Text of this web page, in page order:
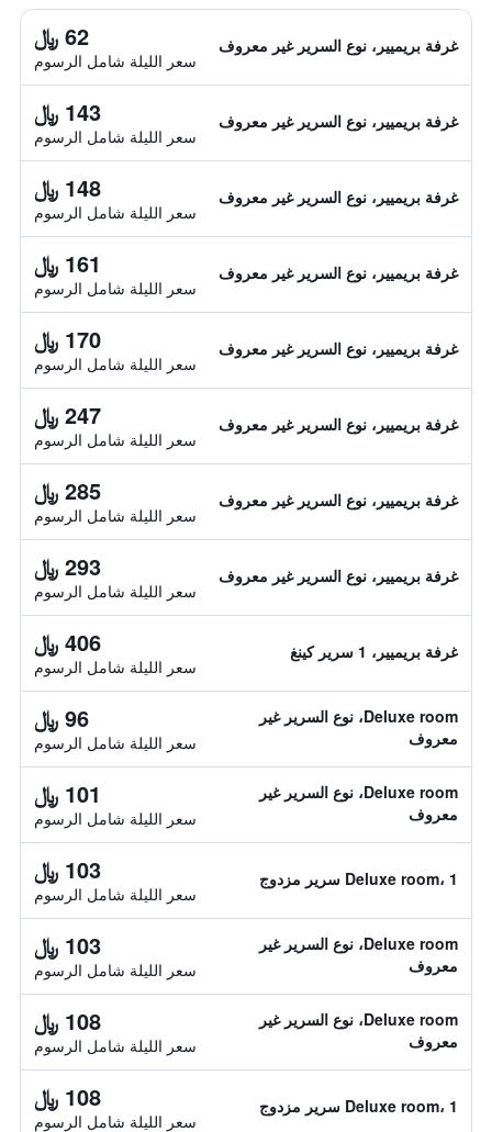
غرفة بريميير، نوع السرير غير معروف 62 ﷼
سعر الليلة شامل الرسوم
غرفة بريميير، نوع السرير غير معروف 143 ﷼
سعر الليلة شامل الرسوم
غرفة بريميير، نوع السرير غير معروف 148 ﷼
سعر الليلة شامل الرسوم
غرفة بريميير، نوع السرير غير معروف 161 ﷼
سعر الليلة شامل الرسوم
غرفة بريميير، نوع السرير غير معروف 170 ﷼
سعر الليلة شامل الرسوم
غرفة بريميير، نوع السرير غير معروف 247 ﷼
سعر الليلة شامل الرسوم
غرفة بريميير، نوع السرير غير معروف 285 ﷼
سعر الليلة شامل الرسوم
غرفة بريميير، نوع السرير غير معروف 293 ﷼
سعر الليلة شامل الرسوم
غرفة بريميير، 1 سرير كينغ 406 ﷼
سعر الليلة شامل الرسوم
Deluxe room، نوع السرير غير
معروف
96 ﷼
سعر الليلة شامل الرسوم
Deluxe room، نوع السرير غير
معروف
101 ﷼
سعر الليلة شامل الرسوم
Deluxe room، 1 سرير مزدوج 103 ﷼
سعر الليلة شامل الرسوم
Deluxe room، نوع السرير غير
معروف
103 ﷼
سعر الليلة شامل الرسوم
Deluxe room، نوع السرير غير
معروف
108 ﷼
سعر الليلة شامل الرسوم
Deluxe room، 1 سرير مزدوج 108 ﷼
سعر الليلة شامل الرسوم